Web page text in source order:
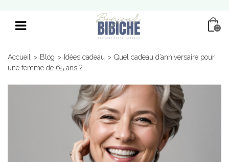
0
Accueil > Blog > Idées cadeau > Quel cadeau d’anniversaire pour
une femme de 65 ans ?